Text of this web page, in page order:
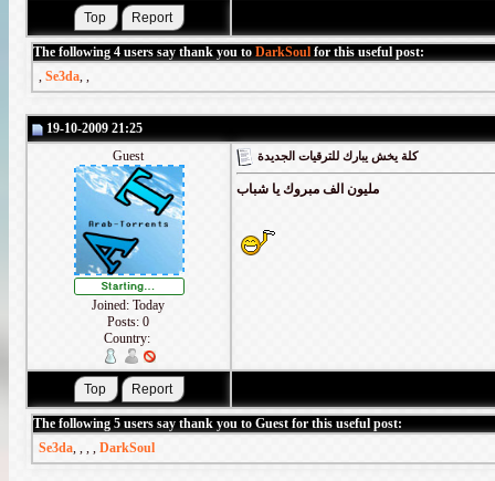
The following 4 users say thank you to DarkSoul for this useful post:
, Se3da, ,
19-10-2009 21:25
Guest
Joined: Today
Posts: 0
Country:
كلة يخش يبارك للترقيات الجديدة
مليون الف مبروك يا شباب
The following 5 users say thank you to Guest for this useful post:
Se3da, , , , DarkSoul